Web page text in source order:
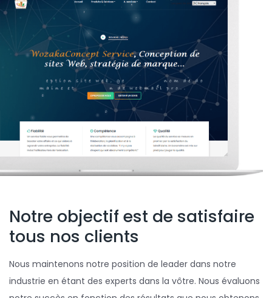
Notre objectif est de satisfaire
tous nos clients
Nous maintenons notre position de leader dans notre
industrie en étant des experts dans la vôtre. Nous évaluons